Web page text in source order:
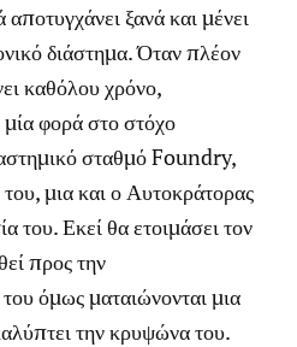
ξανά και μένει
διάστημα. Όταν πλέον
καθόλου χρόνο,
φορά στο στόχο
σταθμό Foundry,
μια και ο Αυτοκράτορας
του. Εκεί θα ετοιμάσει τον
προς την
όμως ματαιώνονται μια
την κρυψώνα του.